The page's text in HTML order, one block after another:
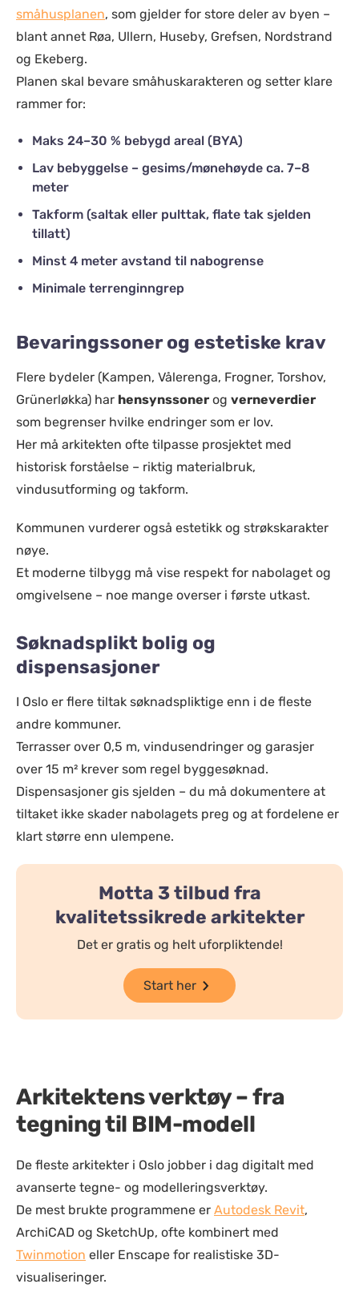
småhusplanen, som gjelder for store deler av byen –
blant annet Røa, Ullern, Huseby, Grefsen, Nordstrand
og Ekeberg.
Planen skal bevare småhuskarakteren og setter klare
rammer for:
Maks 24–30 % bebygd areal (BYA)
Lav bebyggelse – gesims/mønehøyde ca. 7–8
meter
Takform (saltak eller pulttak, flate tak sjelden
tillatt)
Minst 4 meter avstand til nabogrense
Minimale terrenginngrep
Bevaringssoner og estetiske krav
Flere bydeler (Kampen, Vålerenga, Frogner, Torshov,
Grünerløkka) har hensynssoner og verneverdier
som begrenser hvilke endringer som er lov.
Her må arkitekten ofte tilpasse prosjektet med
historisk forståelse – riktig materialbruk,
vindusutforming og takform.
Kommunen vurderer også estetikk og strøkskarakter
nøye.
Et moderne tilbygg må vise respekt for nabolaget og
omgivelsene – noe mange overser i første utkast.
Søknadsplikt bolig og
dispensasjoner
I Oslo er flere tiltak søknadspliktige enn i de fleste
andre kommuner.
Terrasser over 0,5 m, vindusendringer og garasjer
over 15 m² krever som regel byggesøknad.
Dispensasjoner gis sjelden – du må dokumentere at
tiltaket ikke skader nabolagets preg og at fordelene er
klart større enn ulempene.
Motta 3 tilbud fra
kvalitetssikrede arkitekter
Det er gratis og helt uforpliktende!
Start her
Arkitektens verktøy – fra
tegning til BIM-modell
De fleste arkitekter i Oslo jobber i dag digitalt med
avanserte tegne- og modelleringsverktøy.
De mest brukte programmene er Autodesk Revit,
ArchiCAD og SketchUp, ofte kombinert med
Twinmotion eller Enscape for realistiske 3D-
visualiseringer.